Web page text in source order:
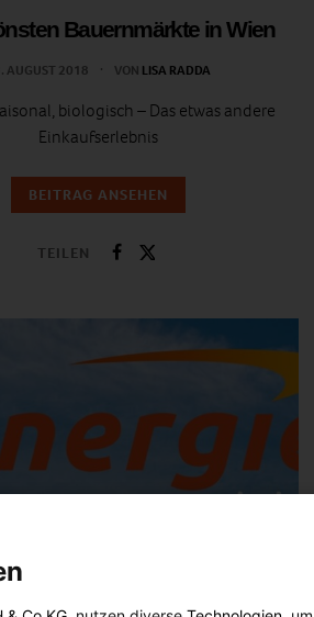
Bauernmärkte in Wien
AUGUST 2018 VON LISA RADDA
biologisch – Das etwas andere
Einkaufserlebnis
BEITRAG ANSEHEN
TEILEN